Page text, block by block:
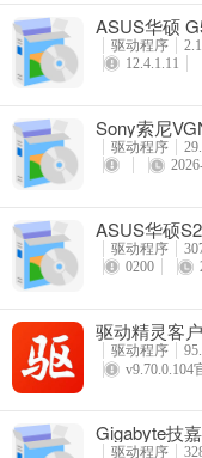
ASUS华硕
驱动程序
12.4.1.11
Sony索尼
驱动
驱动程序
ASUS华硕
驱动程序
0200
驱动精灵客
驱动程序
v9.70.0.104
Gigabyte技
驱动程序